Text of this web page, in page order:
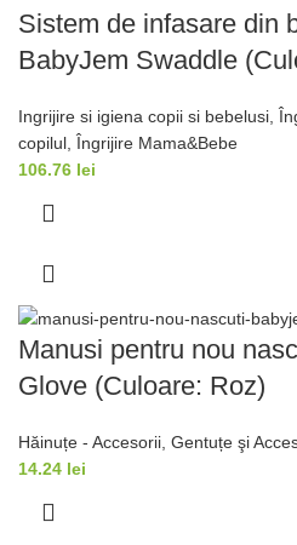
Sistem de infasare din
BabyJem Swaddle
Ingrijire si igiena copii si bebelusi
copilul Îngrijire Mama&Bebe
106.76 lei
Manusi pentru nou
Glove (Culoare: Roz)
Hăinuțe - Accesorii Gentuțe şi
14.24 lei